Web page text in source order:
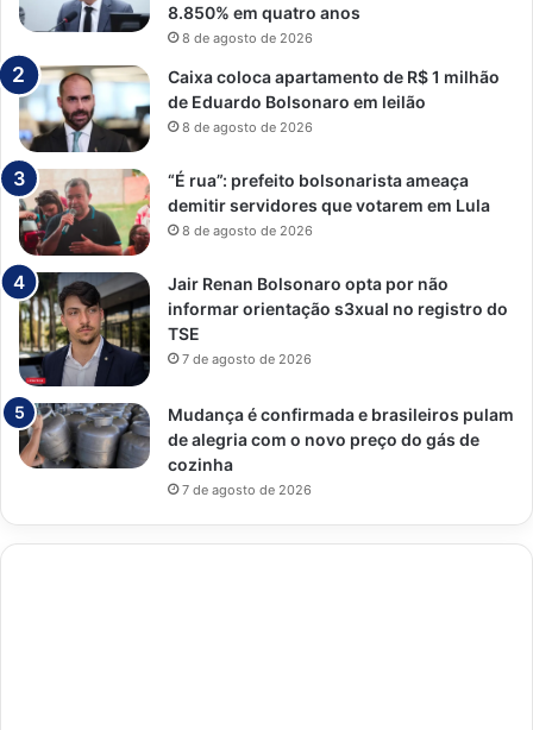
8.850% em quatro anos
8 de agosto de 2026
Caixa coloca apartamento de R$ 1 milhão
de Eduardo Bolsonaro em leilão
8 de agosto de 2026
“É rua”: prefeito bolsonarista ameaça
demitir servidores que votarem em Lula
8 de agosto de 2026
Jair Renan Bolsonaro opta por não
informar orientação s3xual no registro do
TSE
7 de agosto de 2026
Mudança é confirmada e brasileiros pulam
de alegria com o novo preço do gás de
cozinha
7 de agosto de 2026